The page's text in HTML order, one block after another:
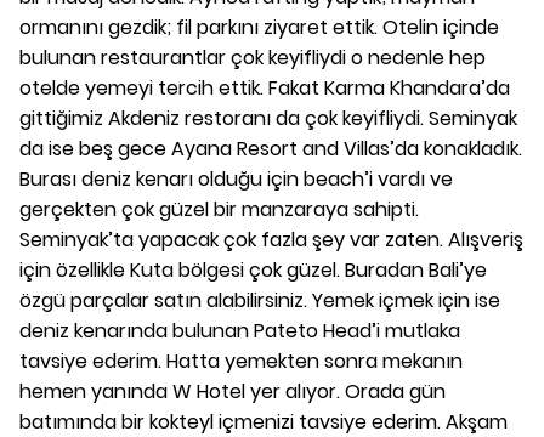
ormanını gezdik; fil parkını ziyaret ettik. Otelin içinde
bulunan restaurantlar çok keyifliydi o nedenle hep
otelde yemeyi tercih ettik. Fakat Karma Khandara’da
gittiğimiz Akdeniz restoranı da çok keyifliydi. Seminyak
da ise beş gece Ayana Resort and Villas’da konakladık.
Burası deniz kenarı olduğu için beach’i vardı ve
gerçekten çok güzel bir manzaraya sahipti.
Seminyak’ta yapacak çok fazla şey var zaten. Alışveriş
için özellikle Kuta bölgesi çok güzel. Buradan Bali’ye
özgü parçalar satın alabilirsiniz. Yemek içmek için ise
deniz kenarında bulunan Pateto Head’i mutlaka
tavsiye ederim. Hatta yemekten sonra mekanın
hemen yanında W Hotel yer alıyor. Orada gün
batımında bir kokteyl içmenizi tavsiye ederim. Akşam